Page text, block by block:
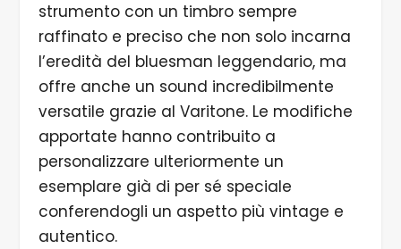
strumento con un timbro sempre
raffinato e preciso che non solo incarna
l’eredità del bluesman leggendario, ma
offre anche un sound incredibilmente
versatile grazie al Varitone. Le modifiche
apportate hanno contribuito a
personalizzare ulteriormente un
esemplare già di per sé speciale
conferendogli un aspetto più vintage e
autentico.